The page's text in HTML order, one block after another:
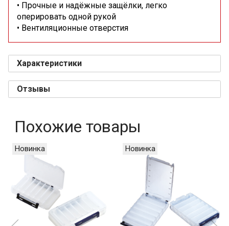
• Прочные и надёжные защёлки, легко
оперировать одной рукой
• Вентиляционные отверстия
Характеристики
Отзывы
Похожие товары
Новинка Новинка